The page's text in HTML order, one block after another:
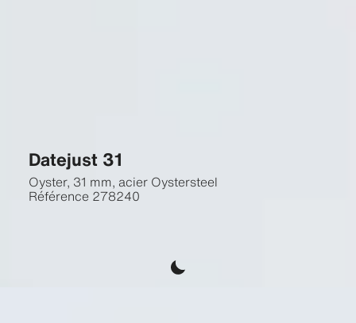
Datejust 31
Oyster, 31 mm, acier Oystersteel
Référence 278240